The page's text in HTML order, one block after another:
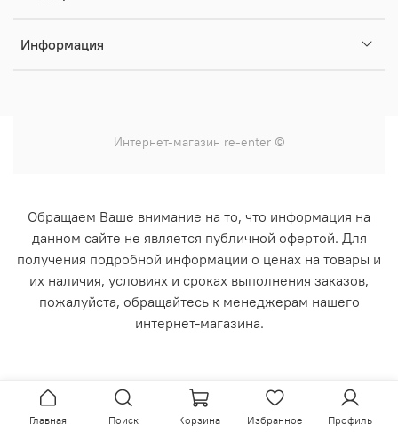
Информация
Интернет-магазин re-enter ©
Обращаем Ваше внимание на то, что информация на
данном сайте не является публичной офертой. Для
получения подробной информации о ценах на товары и
их наличия, условиях и сроках выполнения заказов,
пожалуйста, обращайтесь к менеджерам нашего
интернет-магазина.
Главная Поиск Корзина Избранное Профиль